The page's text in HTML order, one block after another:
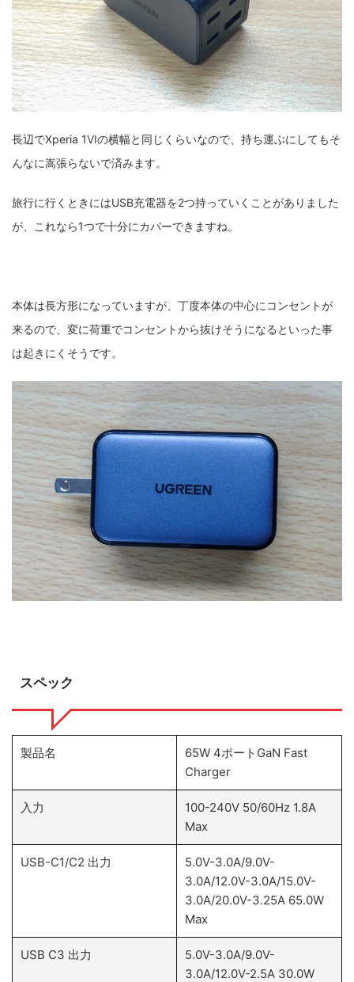
長辺でXperia 1VIの横幅と同じくらいなので、持ち運ぶにしてもそ
んなに嵩張らないで済みます。
旅行に行くときにはUSB充電器を2つ持っていくことがありました
が、これなら1つで十分にカバーできますね。
本体は長方形になっていますが、丁度本体の中心にコンセントが
来るので、変に荷重でコンセントから抜けそうになるといった事
は起きにくそうです。
スペック
製品名
65W 4ポートGaN Fast
Charger
入力
100-240V 50/60Hz 1.8A
Max
USB-C1/C2 出力
5.0V-3.0A/9.0V-
3.0A/12.0V-3.0A/15.0V-
3.0A/20.0V-3.25A 65.0W
Max
USB C3 出力
5.0V-3.0A/9.0V-
3.0A/12.0V-2.5A 30.0W